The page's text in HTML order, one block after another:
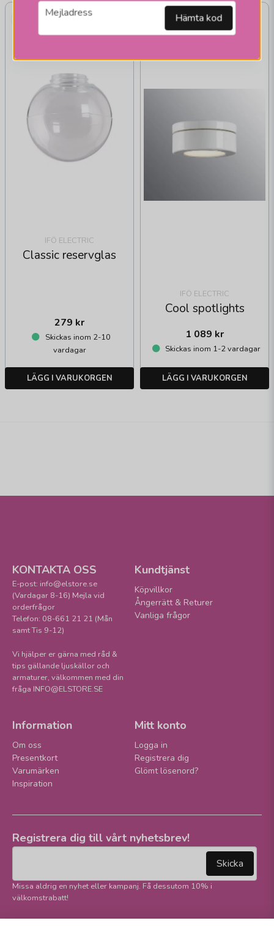
IFÖ ELECTRIC
Classic reservglas
279 kr
Skickas inom 2-10
vardagar
LÄGG I VARUKORGEN
IFÖ ELECTRIC
Cool spotlights
1 089 kr
Skickas inom 1-2 vardagar
LÄGG I VARUKORGEN
email
Mejladress Hämta kod
KONTAKTA OSS
E-post: info@elstore.se
(Vardagar 8-16) Mejla vid
orderfrågor
Telefon: 08-661 21 21 (Mån
samt Tis 9-12)
Vi hjälper er gärna med råd &
tips gällande ljuskällor och
armaturer, välkommen med din
fråga INFO@ELSTORE.SE
Kundtjänst
Köpvillkor
Ångerrätt & Returer
Vanliga frågor
Information
Om oss
Presentkort
Varumärken
Inspiration
Mitt konto
Logga in
Registrera dig
Glömt lösenord?
Registrera dig till vårt nyhetsbrev!
Skicka
Missa aldrig en nyhet eller kampanj. Få dessutom 10% i
välkomstrabatt!